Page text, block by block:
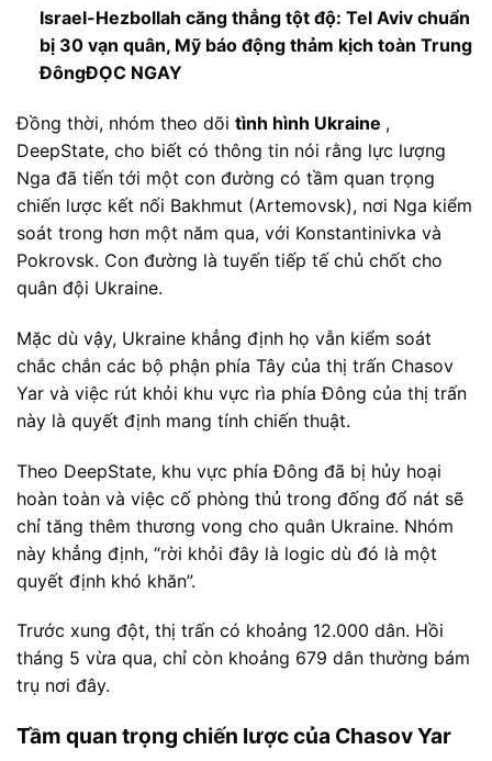
Israel-Hezbollah căng thẳng tột độ: Tel Aviv chuẩn
bị 30 vạn quân, Mỹ báo động thảm kịch toàn Trung
ĐôngĐỌC NGAY
Đồng thời, nhóm theo dõi tình hình Ukraine ,
DeepState, cho biết có thông tin nói rằng lực lượng
Nga đã tiến tới một con đường có tầm quan trọng
chiến lược kết nối Bakhmut (Artemovsk), nơi Nga kiểm
soát trong hơn một năm qua, với Konstantinivka và
Pokrovsk. Con đường là tuyến tiếp tế chủ chốt cho
quân đội Ukraine.
Mặc dù vậy, Ukraine khẳng định họ vẫn kiểm soát
chắc chắn các bộ phận phía Tây của thị trấn Chasov
Yar và việc rút khỏi khu vực rìa phía Đông của thị trấn
này là quyết định mang tính chiến thuật.
Theo DeepState, khu vực phía Đông đã bị hủy hoại
hoàn toàn và việc cố phòng thủ trong đống đổ nát sẽ
chỉ tăng thêm thương vong cho quân Ukraine. Nhóm
này khẳng định, “rời khỏi đây là logic dù đó là một
quyết định khó khăn”.
Trước xung đột, thị trấn có khoảng 12.000 dân. Hồi
tháng 5 vừa qua, chỉ còn khoảng 679 dân thường bám
trụ nơi đây.
Tầm quan trọng chiến lược của Chasov Yar